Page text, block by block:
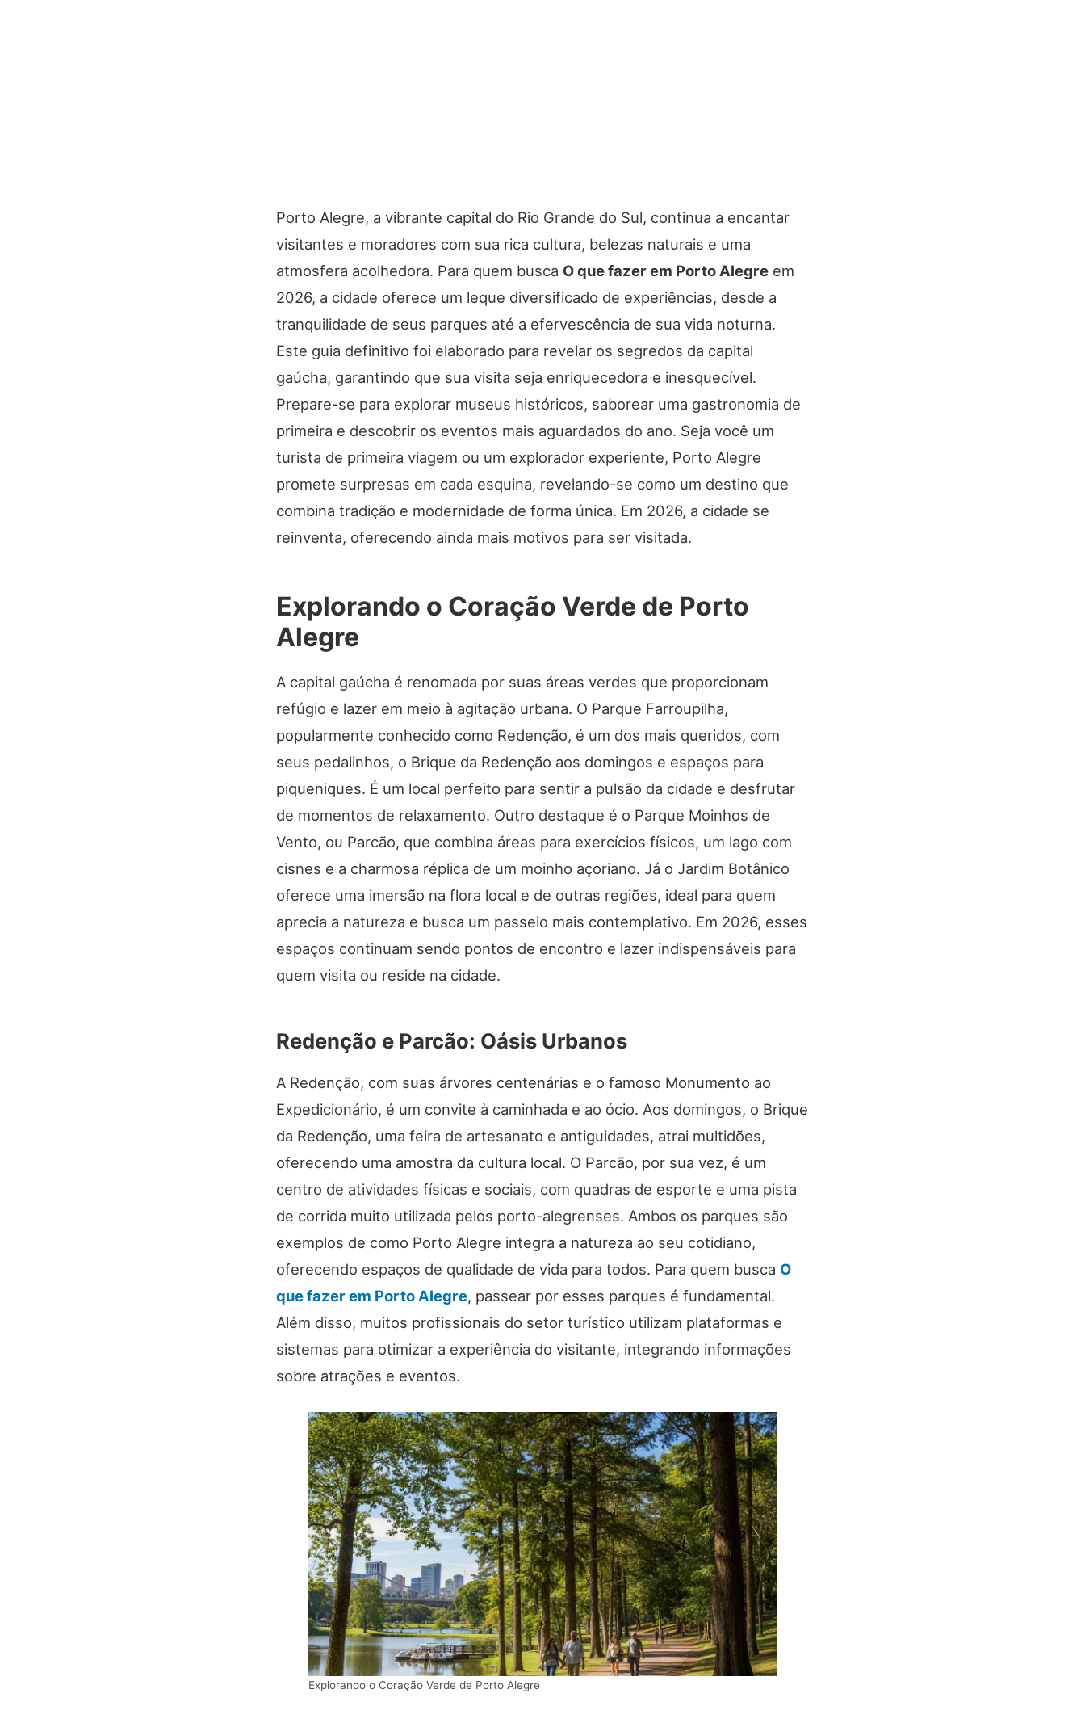
Porto Alegre, a vibrante capital do Rio Grande do Sul, continua a encantar
visitantes e moradores com sua rica cultura, belezas naturais e uma
atmosfera acolhedora. Para quem busca O que fazer em Porto Alegre em
2026, a cidade oferece um leque diversificado de experiências, desde a
tranquilidade de seus parques até a efervescência de sua vida noturna.
Este guia definitivo foi elaborado para revelar os segredos da capital
gaúcha, garantindo que sua visita seja enriquecedora e inesquecível.
Prepare-se para explorar museus históricos, saborear uma gastronomia de
primeira e descobrir os eventos mais aguardados do ano. Seja você um
turista de primeira viagem ou um explorador experiente, Porto Alegre
promete surpresas em cada esquina, revelando-se como um destino que
combina tradição e modernidade de forma única. Em 2026, a cidade se
reinventa, oferecendo ainda mais motivos para ser visitada.
Explorando o Coração Verde de Porto
Alegre
A capital gaúcha é renomada por suas áreas verdes que proporcionam
refúgio e lazer em meio à agitação urbana. O Parque Farroupilha,
popularmente conhecido como Redenção, é um dos mais queridos, com
seus pedalinhos, o Brique da Redenção aos domingos e espaços para
piqueniques. É um local perfeito para sentir a pulsão da cidade e desfrutar
de momentos de relaxamento. Outro destaque é o Parque Moinhos de
Vento, ou Parcão, que combina áreas para exercícios físicos, um lago com
cisnes e a charmosa réplica de um moinho açoriano. Já o Jardim Botânico
oferece uma imersão na flora local e de outras regiões, ideal para quem
aprecia a natureza e busca um passeio mais contemplativo. Em 2026, esses
espaços continuam sendo pontos de encontro e lazer indispensáveis para
quem visita ou reside na cidade.
Redenção e Parcão: Oásis Urbanos
A Redenção, com suas árvores centenárias e o famoso Monumento ao
Expedicionário, é um convite à caminhada e ao ócio. Aos domingos, o Brique
da Redenção, uma feira de artesanato e antiguidades, atrai multidões,
oferecendo uma amostra da cultura local. O Parcão, por sua vez, é um
centro de atividades físicas e sociais, com quadras de esporte e uma pista
de corrida muito utilizada pelos porto-alegrenses. Ambos os parques são
exemplos de como Porto Alegre integra a natureza ao seu cotidiano,
oferecendo espaços de qualidade de vida para todos. Para quem busca O
que fazer em Porto Alegre, passear por esses parques é fundamental.
Além disso, muitos profissionais do setor turístico utilizam plataformas e
sistemas para otimizar a experiência do visitante, integrando informações
sobre atrações e eventos.
Explorando o Coração Verde de Porto Alegre